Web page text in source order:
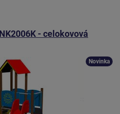
- celokovová
Novinka